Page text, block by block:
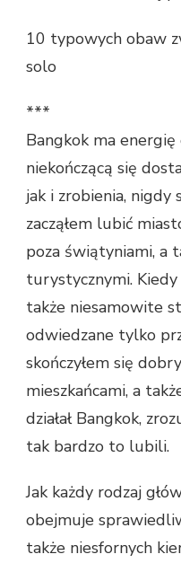
10 typowych obaw
solo
***
Bangkok ma
niekończącą się
jak i zrobienia, nigdy
zacząłem lubić
poza świątyniami, a
turystycznymi.
także niesamowite
odwiedzane tylko
skończyłem się
mieszkańcami, a
działał Bangkok,
tak bardzo to lubili.
Jak każdy rodzaj
obejmuje
także niesfornych